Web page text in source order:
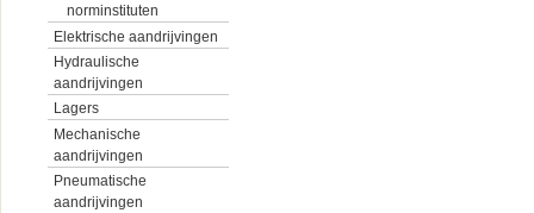
norminstituten
Elektrische aandrijvingen
Hydraulische
aandrijvingen
Lagers
Mechanische
aandrijvingen
Pneumatische
aandrijvingen